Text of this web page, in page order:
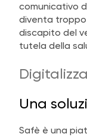
comunicativo
diventa troppo
discapito del
tutela della
Una
Safè è una